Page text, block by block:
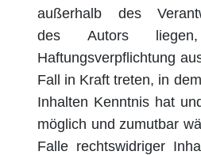
außerhalb des
des Autors
Haftungsverpflichtung
Fall in Kraft treten, in
Inhalten Kenntnis hat
möglich und zumutbar
Falle rechtswidriger